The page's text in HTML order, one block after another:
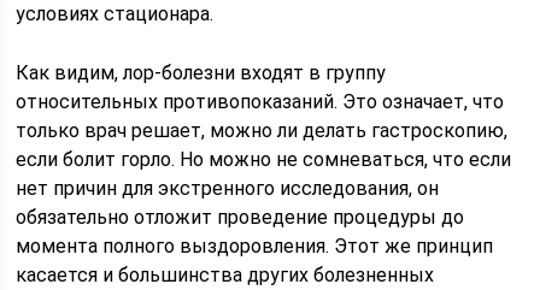
условиях стационара.
Как видим, лор-болезни входят в группу
относительных противопоказаний. Это означает, что
только врач решает, можно ли делать гастроскопию,
если болит горло. Но можно не сомневаться, что если
нет причин для экстренного исследования, он
обязательно отложит проведение процедуры до
момента полного выздоровления. Этот же принцип
касается и большинства других болезненных